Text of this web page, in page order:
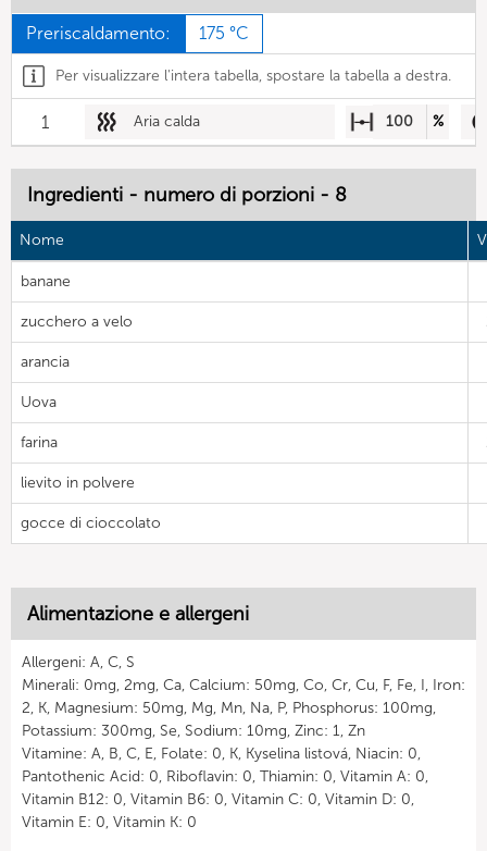
Preriscaldamento: 175 °C
Per visualizzare l'intera tabella, spostare la tabella a destra.
1 Aria calda 100 %
Ingredienti - numero di porzioni - 8
Nome
banane
zucchero a velo
arancia
Uova
farina
lievito in polvere
gocce di cioccolato
Alimentazione e allergeni
Allergeni: A, C, S
Minerali: 0mg, 2mg, Ca, Calcium: 50mg, Co, Cr, Cu, F, Fe, I, Iron:
2, K, Magnesium: 50mg, Mg, Mn, Na, P, Phosphorus: 100mg,
Potassium: 300mg, Se, Sodium: 10mg, Zinc: 1, Zn
Vitamine: A, B, C, E, Folate: 0, K, Kyselina listová, Niacin: 0,
Pantothenic Acid: 0, Riboflavin: 0, Thiamin: 0, Vitamin A: 0,
Vitamin B12: 0, Vitamin B6: 0, Vitamin C: 0, Vitamin D: 0,
Vitamin E: 0, Vitamin K: 0